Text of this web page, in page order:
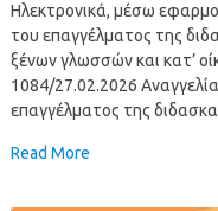
Ηλεκτρονικά, μέσω
του επαγγέλματος της
ξένων γλωσσών και κατ’
1084/27.02.2026
επαγγέλματος της
Read More